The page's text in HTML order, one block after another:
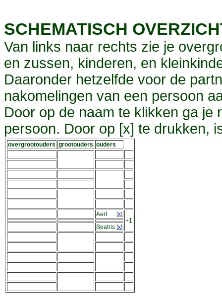
SCHEMATISCH
Van links naar rechts zie je
en zussen, kinderen, en
Daaronder hetzelfde voor de
nakomelingen van een persoon
Door op de naam te klikken ga je
persoon. Door op [x] te drukken,
overgrootouders grootouders ouders
Aert [x]
+1
Beatris [x]